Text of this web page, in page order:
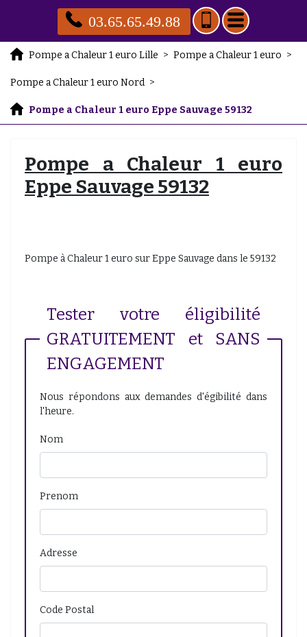
03.65.65.49.88
Pompe a Chaleur 1 euro Lille > Pompe a Chaleur 1 euro >
Pompe a Chaleur 1 euro Nord >
Pompe a Chaleur 1 euro Eppe Sauvage 59132
Pompe a Chaleur 1 euro
Eppe Sauvage 59132
Pompe à Chaleur 1 euro sur Eppe Sauvage dans le 59132
Tester votre éligibilité
GRATUITEMENT et SANS
ENGAGEMENT
Nous répondons aux demandes d'égibilité dans
l'heure.
Nom
Prenom
Adresse
Code Postal